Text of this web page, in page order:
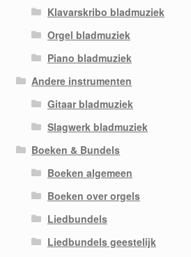
Klavarskribo bladmuziek
Orgel bladmuziek
Piano bladmuziek
Andere instrumenten
Gitaar bladmuziek
Slagwerk bladmuziek
Boeken & Bundels
Boeken algemeen
Boeken over orgels
Liedbundels
Liedbundels geestelijk